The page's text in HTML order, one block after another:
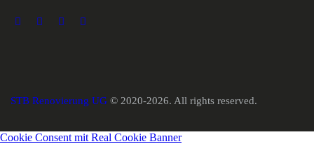
STB Renovierung UG © 2020-2026. All rights reserved.
Cookie Consent mit Real Cookie Banner